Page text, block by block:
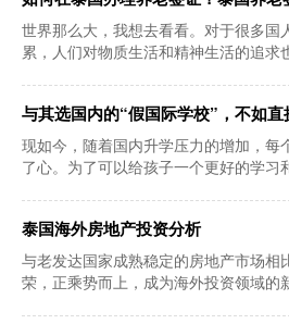
世界那么大，我想去看看。对于很多国
累，人们对物质生活和精神生活的追求
与其选国内的“假国际学校”，不如直
现如今，随着国内升学压力的增加，每
了心。为了可以给孩子一个更好的学习
泰国海外房地产投资分析
与老发达国家成熟稳定的房地产市场相
荣，正乘势而上，成为海外投资领域的